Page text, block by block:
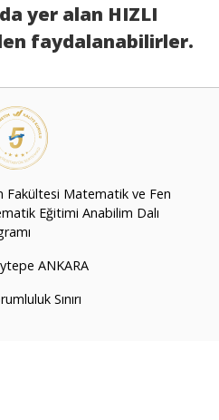
yer alan HIZLI
faydalanabilirler.
Matematik ve Fen
Eğitimi Anabilim Dalı
ANKARA
Sınırı